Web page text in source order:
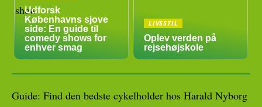
Udforsk
Københavns sjove
side: En guide til
comedy shows for
enhver smag
LIVSSTIL
Oplev verden på
rejsehøjskole
Guide: Find den bedste cykelholder hos Harald Nyborg